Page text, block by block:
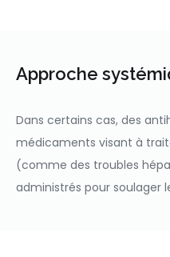
Approche
Dans certains cas, des
médicaments visant à
(comme des troubles
administrés pour soulager